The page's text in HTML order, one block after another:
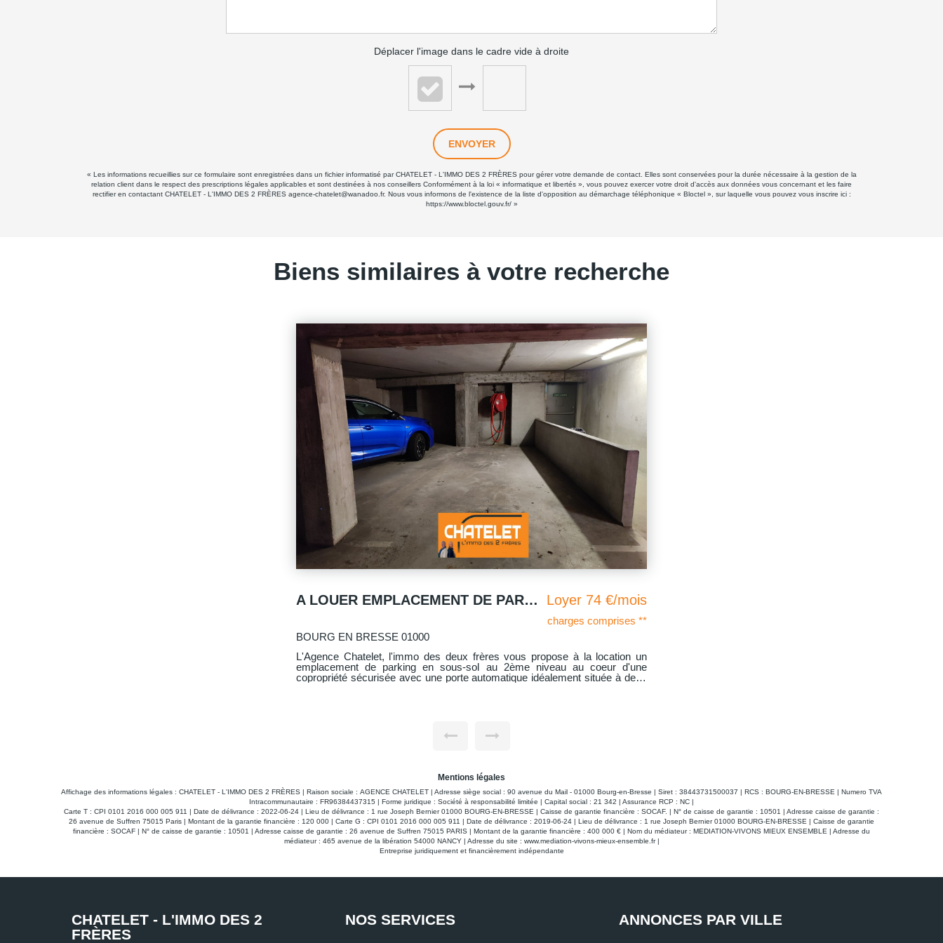
Déplacer l'image dans le cadre vide à droite
ENVOYER
« Les informations recueillies sur ce formulaire sont enregistrées dans un fichier informatisé par CHATELET - L'IMMO DES 2 FRÈRES pour gérer votre demande de contact. Elles sont conservées pour la durée nécessaire à la gestion de la
relation client dans le respect des prescriptions légales applicables et sont destinées à nos conseillers Conformément à la loi « informatique et libertés », vous pouvez exercer votre droit d'accès aux données vous concernant et les faire
rectifier en contactant CHATELET - L'IMMO DES 2 FRÈRES agence-chatelet@wanadoo.fr. Nous vous informons de l'existence de la liste d'opposition au démarchage téléphonique « Bloctel », sur laquelle vous pouvez vous inscrire ici :
https://www.bloctel.gouv.fr/»
Biens similaires à votre recherche
A LOUER EMPLACEMENT DE PARKING DANS SOUS SOL COPROPRIETE SECURISEE Loyer 74 €/mois
charges comprises **
BOURG EN BRESSE 01000
L'Agence Chatelet, l'immo des deux frères vous propose à la location un
emplacement de parking en sous-sol au 2ème niveau au coeur d'une
copropriété sécurisée avec une porte automatique idéalement située à deux
Mentions légales
Affichage des informations légales : CHATELET - L'IMMO DES 2 FRÈRES | Raison sociale : AGENCE CHATELET | Adresse siège social : 90 avenue du Mail - 01000 Bourg-en-Bresse | Siret : 38443731500037 | RCS : BOURG-EN-BRESSE | Numero TVA
Intracommunautaire : FR96384437315 | Forme juridique : Société à responsabilité limitée | Capital social : 21 342 | Assurance RCP : NC |
Carte T : CPI 0101 2016 000 005 911 | Date de délivrance : 2022-06-24 | Lieu de délivrance : 1 rue Joseph Bernier 01000 BOURG-EN-BRESSE | Caisse de garantie financière : SOCAF. | N° de caisse de garantie : 10501 | Adresse caisse de garantie :
26 avenue de Suffren 75015 Paris | Montant de la garantie financière : 120 000 | Carte G : CPI 0101 2016 000 005 911 | Date de délivrance : 2019-06-24 | Lieu de délivrance : 1 rue Joseph Bernier 01000 BOURG-EN-BRESSE | Caisse de garantie
financière : SOCAF | N° de caisse de garantie : 10501 | Adresse caisse de garantie : 26 avenue de Suffren 75015 PARIS | Montant de la garantie financière : 400 000 € | Nom du médiateur : MEDIATION-VIVONS MIEUX ENSEMBLE | Adresse du
médiateur : 465 avenue de la libération 54000 NANCY | Adresse du site : www.mediation-vivons-mieux-ensemble.fr|
Entreprise juridiquement et financièrement indépendante
CHATELET - L'IMMO DES 2
FRÈRES
NOS SERVICES ANNONCES PAR VILLE